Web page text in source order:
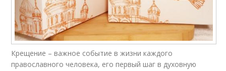
Крещение – важное событие в жизни каждого
православного человека, его первый шаг в духовную